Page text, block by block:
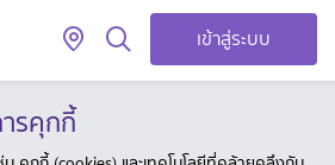
เข้าสู่ระบบ
รคุกกี้